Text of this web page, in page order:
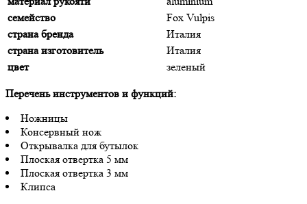
семейство
Fox Vulpis
страна бренда
Италия
страна изготовитель
Италия
цвет
зеленый
Перечень инструментов и функций:
Ножницы
Консервный нож
Открывалка для бутылок
Плоская отвертка 5 мм
Плоская отвертка 3 мм
Клипса